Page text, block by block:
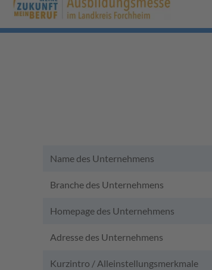
Name des Unternehmens
Branche des Unternehmens
Homepage des Unternehmens
Adresse des Unternehmens
Kurzintro / Alleinstellungsmerkmale